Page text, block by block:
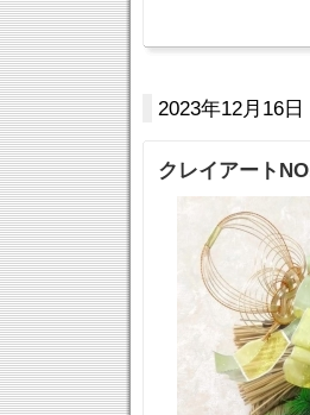
2023年12月16日
クレイアート